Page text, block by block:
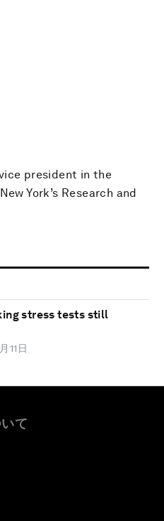
president in the
York’s Research and
stress tests still
11日
て